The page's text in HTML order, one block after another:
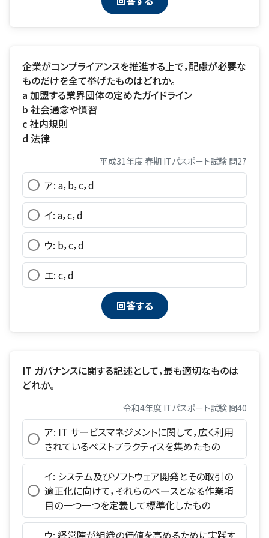
企業がコンプライアンスを推進する上で，配慮が必要な
ものだけを全て挙げたものはどれか。
a 加盟する業界団体の定めたガイドライン
b 社会通念や慣習
c 社内規則
d 法律
平成31年度 春期 ITパスポート試験 問27
ア: a，b，c，d
イ: a，c，d
ウ: b，c，d
エ: c，d
IT ガバナンスに関する記述として，最も適切なものは
どれか。
令和4年度 ITパスポート試験 問40
ア: IT サービスマネジメントに関して，広く利用
されているベストプラクティスを集めたもの
イ: システム及びソフトウェア開発とその取引の
適正化に向けて，それらのベースとなる作業項
目の一つ一つを定義して標準化したもの